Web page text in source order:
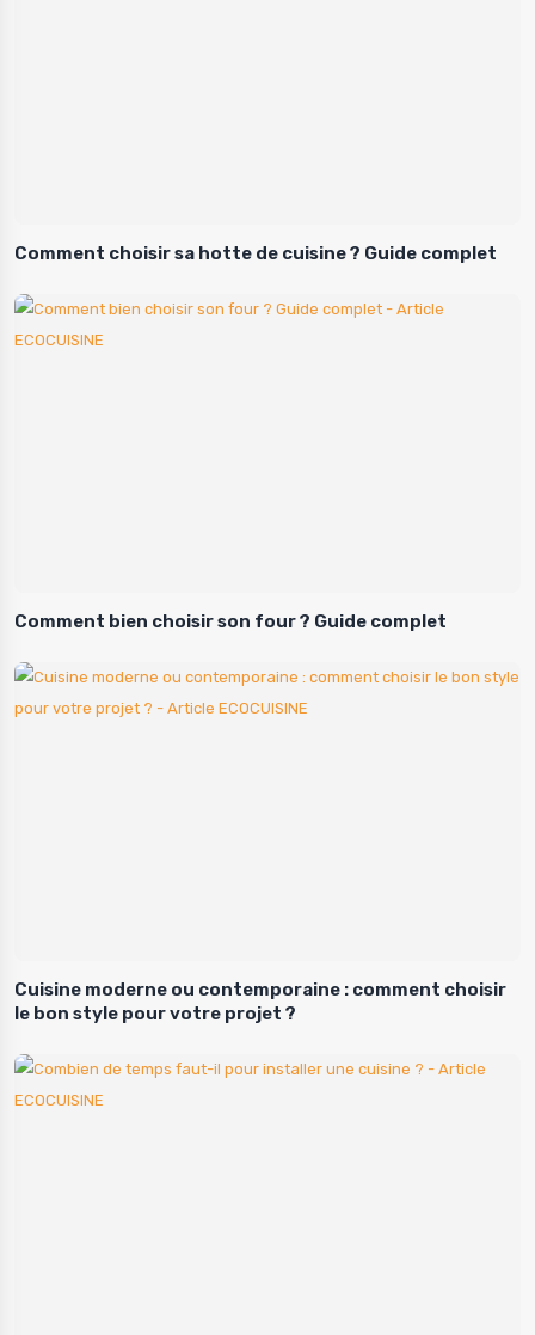
Comment choisir sa hotte de cuisine ? Guide complet
Comment bien choisir son four ? Guide complet
Cuisine moderne ou contemporaine : comment choisir
le bon style pour votre projet ?